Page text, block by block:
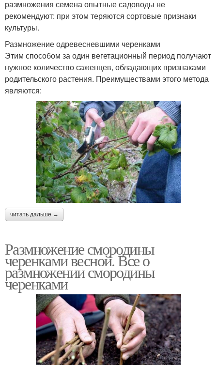
размножения семена опытные садоводы не
рекомендуют: при этом теряются сортовые признаки
культуры.
Размножение одревесневшими черенками
Этим способом за один вегетационный период получают
нужное количество саженцев, обладающих признаками
родительского растения. Преимуществами этого метода
являются:
читать дальше →
Размножение смородины
черенками весной. Все о
размножении смородины
черенками